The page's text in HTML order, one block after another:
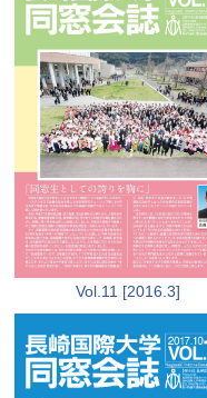
Vol.11 [2016.3]